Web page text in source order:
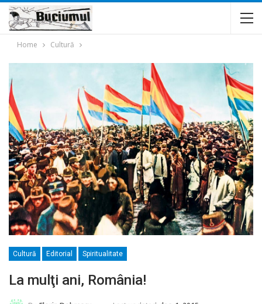
Home Cultură
Cultură Editorial Spiritualitate
La mulţi ani, România!